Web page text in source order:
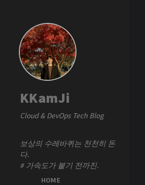
KKamJi
Cloud & DevOps Tech Blog
보상의 수레바퀴는 천천히 돈
다.
# 가속도가 붙기 전까진.
HOME